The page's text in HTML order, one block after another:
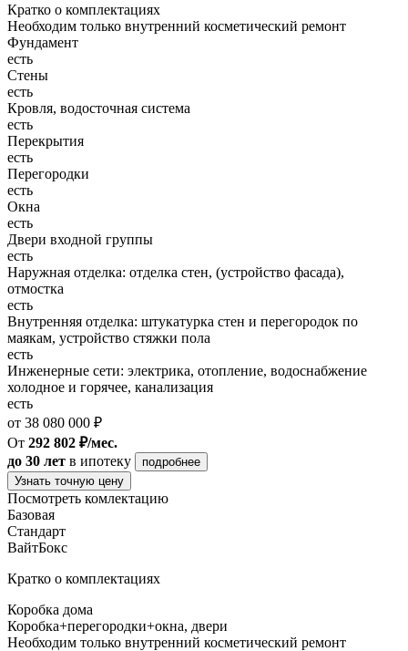
Кратко о комплектациях
Необходим только внутренний косметический ремонт
Фундамент
есть
Стены
есть
Кровля, водосточная система
есть
Перекрытия
есть
Перегородки
есть
Окна
есть
Двери входной группы
есть
Наружная отделка: отделка стен, (устройство фасада),
отмостка
есть
Внутренняя отделка: штукатурка стен и перегородок по
маякам, устройство стяжки пола
есть
Инженерные сети: электрика, отопление, водоснабжение
холодное и горячее, канализация
есть
от 38 080 000 ₽
От 292 802 ₽/мес.
до 30 лет в ипотеку
подробнее
Узнать точную цену
Посмотреть комлектацию
Базовая
Стандарт
ВайтБокс
Кратко о комплектациях
Коробка дома
Коробка+перегородки+окна, двери
Необходим только внутренний косметический ремонт